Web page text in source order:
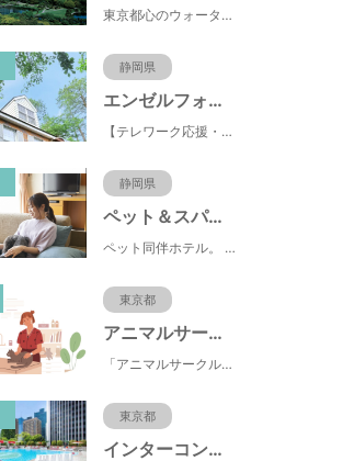
東京都心のウォーターフロントに位置し、都内全域へのアクセスへも便利なコンラッド東京は、銀座や新橋へ徒歩圏内、明治神宮や浅草、六本木などの観光・ショッピングエリアにもアクセス至便。また、東京駅まで10分、羽田空港まで25分、丸の内などの主要ビジネス街へのアクセスにも優れ、ビジネスにも最適のロケーションです。
静岡県
エンゼルフォレスト伊豆スカイライン
【テレワーク応援・ペットと泊まれる】ゴルフ場隣接のまるごと貸切別荘（自炊OK）
静岡県
ペット＆スパホテル伊豆高原
ペット同伴ホテル。 快適な施設と癒しの温泉、京風懐石をご堪能ください。
東京都
アニマルサークル
「アニマルサークル」は、簡単な質問に答えることで、自身のウェルビーイングの状態を診断し、ペットとの関係性や生活環境改善のヒントを提供するオンラインサービスです。日々の生活に潜むストレスや孤独感を見える化し、ペットとの生活を通じて、心と体の健康づくりに役立てていただくことを目指しています。
東京都
インターコンチネンタル東京ベイ